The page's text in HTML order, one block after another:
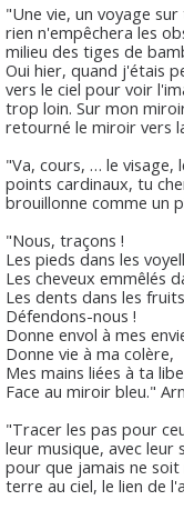
"Une vie, un voyage
rien n'empêchera les
milieu des tiges de
Oui hier, quand j'étais
vers le ciel pour voir
trop loin. Sur mon
retourné le miroir vers
"Va, cours, … le visage,
points cardinaux, tu
brouillonne comme un
"Nous, traçons !
Les pieds dans les
Les cheveux emmêlés
Les dents dans les
Défendons-nous !
Donne envol à mes
Donne vie à ma colère,
Mes mains liées à ta
Face au miroir bleu."
"Tracer les pas pour
leur musique, avec leur
pour que jamais ne
terre au ciel, le lien de